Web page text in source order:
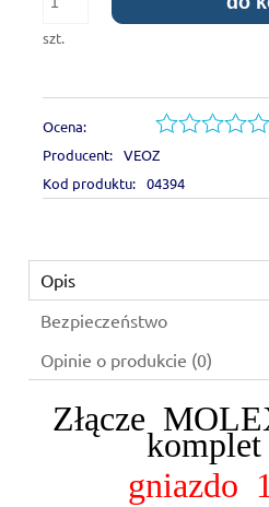
szt.
Ocena:
Producent: VEOZ
Kod produktu: 04394
Opis
Bezpieczeństwo
Opinie o produkcie (0)
Złącze
komplet
gniazdo